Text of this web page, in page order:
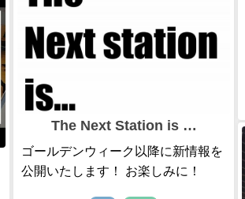
The Next Station is …
ゴールデンウィーク以降に新情報を
公開いたします！ お楽しみに！